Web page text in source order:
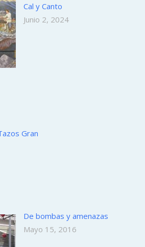
Cal y Canto
Junio 2, 2024
Gran
De bombas y amenazas
Mayo 15, 2016